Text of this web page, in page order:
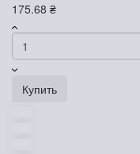
175.68 ₴
Купить